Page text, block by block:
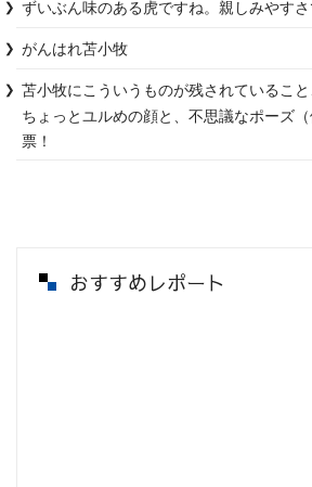
ずいぶん味のある虎ですね。親しみやすさ
がんはれ苫小牧
苫小牧にこういうものが残されていること
ちょっとユルめの顔と、不思議なポーズ
票！
おすすめレポート